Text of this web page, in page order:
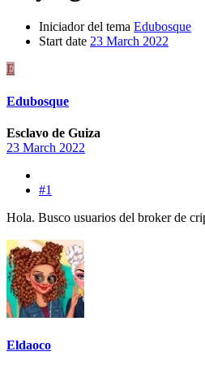
Iniciador del tema Edubosque
Start date 23 March 2022
E
Edubosque
Esclavo de Guiza
23 March 2022
#1
Hola. Busco usuarios del broker de
Eldaoco